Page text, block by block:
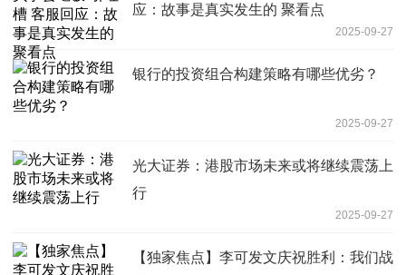
应：故事是真实发生的 聚看点
2025-09-27
银行的投资组合构建策略有哪些优劣？
2025-09-27
光大证券：港股市场未来或将继续震荡上
行
2025-09-27
【独家焦点】李可发文庆祝胜利：我们战